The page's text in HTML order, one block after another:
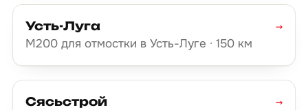
Усть-Луга
М200 для отмостки в Усть-Луге · 150 км
→
Сясьстрой
→